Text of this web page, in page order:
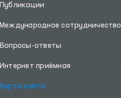
Публикации
Международное сотрудничество
Вопросы-ответы
Интернет приёмная
Карта сайта